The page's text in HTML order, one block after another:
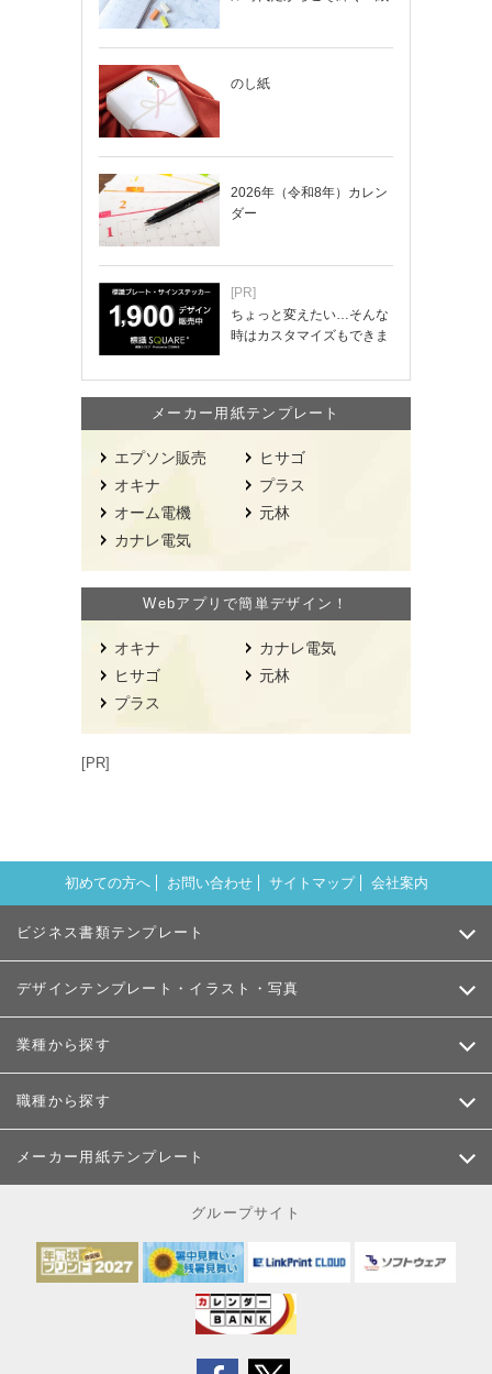
のし紙
2026年（令和8年）カレン
ダー
[PR]
ちょっと変えたい…そんな
時はカスタマイズもできま
メーカー用紙テンプレート
エプソン販売
オキナ
オーム電機
カナレ電気
ヒサゴ
プラス
元林
Webアプリで簡単デザイン！
オキナ
ヒサゴ
プラス
カナレ電気
元林
[PR]
初めての方へ お問い合わせ サイトマップ 会社案内
ビジネス書類テンプレート
デザインテンプレート・イラスト・写真
業種から探す
職種から探す
メーカー用紙テンプレート
グループサイト